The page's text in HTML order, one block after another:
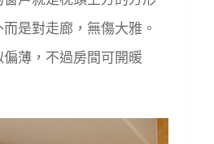
是對走廊，無傷大雅。
薄，不過房間可開暖